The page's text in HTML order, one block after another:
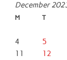
December
M T
4
5
11
12